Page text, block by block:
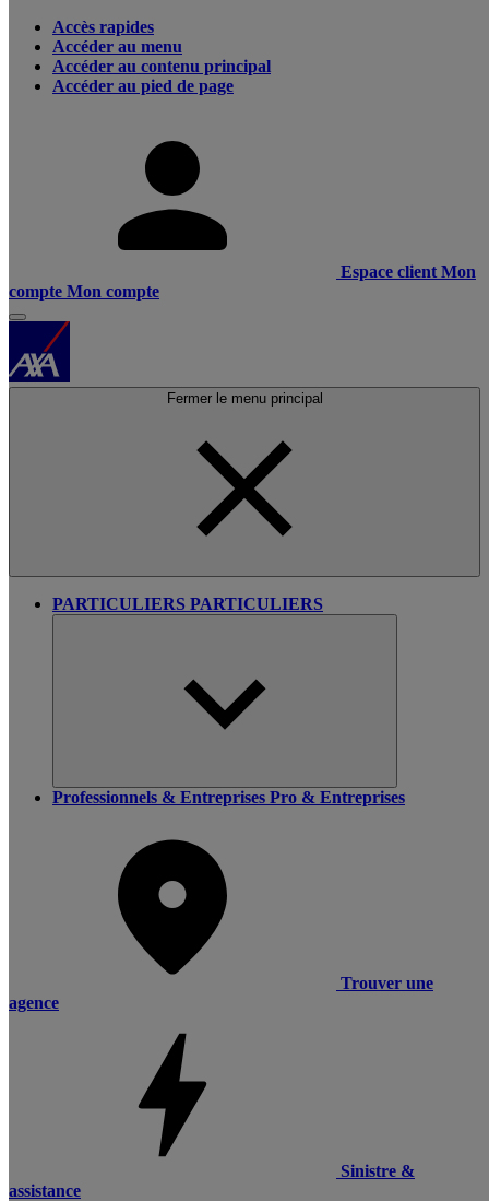
Accès rapides
Accéder au menu
Accéder au contenu principal
Accéder au pied de page
Espace client Mon
compte Mon compte
Fermer le menu principal
PARTICULIERS PARTICULIERS
Professionnels & Entreprises Pro & Entreprises
Trouver une
agence
Sinistre &
assistance